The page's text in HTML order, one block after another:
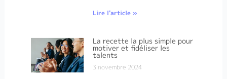
Lire l'article »
La recette la plus simple pour
motiver et fidéliser les
talents
3 novembre 2024